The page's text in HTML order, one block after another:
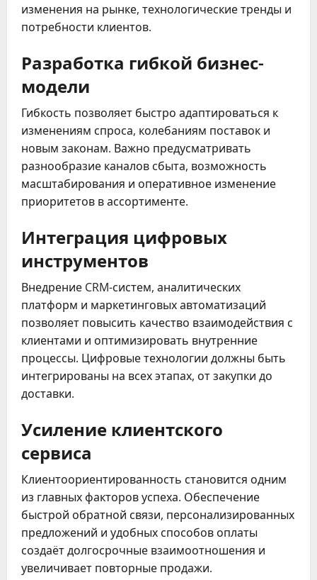
изменения на рынке, технологические тренды и
потребности клиентов.
Разработка гибкой бизнес-
модели
Гибкость позволяет быстро адаптироваться к
изменениям спроса, колебаниям поставок и
новым законам. Важно предусматривать
разнообразие каналов сбыта, возможность
масштабирования и оперативное изменение
приоритетов в ассортименте.
Интеграция цифровых
инструментов
Внедрение CRM-систем, аналитических
платформ и маркетинговых автоматизаций
позволяет повысить качество взаимодействия с
клиентами и оптимизировать внутренние
процессы. Цифровые технологии должны быть
интегрированы на всех этапах, от закупки до
доставки.
Усиление клиентского
сервиса
Клиентоориентированность становится одним
из главных факторов успеха. Обеспечение
быстрой обратной связи, персонализированных
предложений и удобных способов оплаты
создаёт долгосрочные взаимоотношения и
увеличивает повторные продажи.